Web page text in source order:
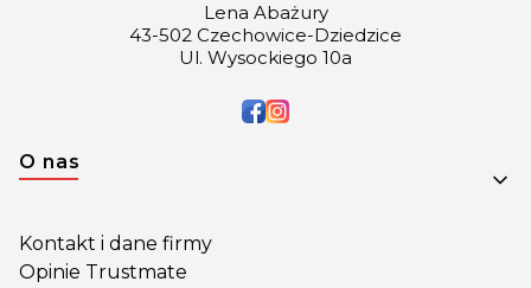
Lena Abażury
43-502 Czechowice-Dziedzice
Ul. Wysockiego 10a
Linki w stopce
O nas
Kontakt i dane firmy
Opinie Trustmate